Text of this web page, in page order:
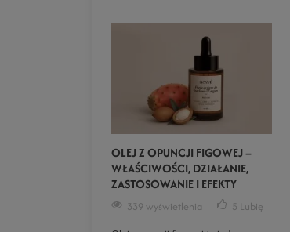
OLEJ Z OPUNCJI FIGOWEJ –
WŁAŚCIWOŚCI, DZIAŁANIE,
ZASTOSOWANIE I EFEKTY
339 wyświetlenia 5 Lubię